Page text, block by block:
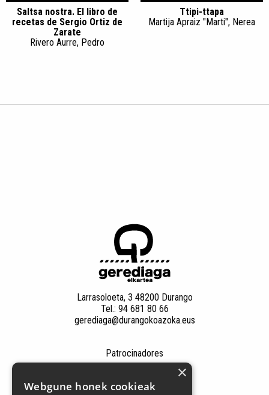
Saltsa nostra. El libro de
recetas de Sergio Ortiz de
Zarate
Rivero Aurre, Pedro
Ttipi-ttapa
Martija Apraiz "Marti", Nerea
Larrasoloeta, 3 48200 Durango
Tel.: 94 681 80 66
gerediaga@durangokoazoka.eus
Patrocinadores
×
Webgune honek cookieak